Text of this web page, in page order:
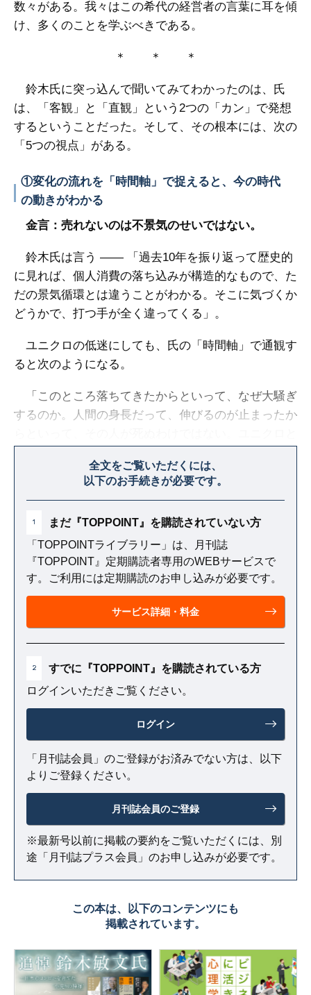
数々がある。我々はこの希代の経営者の言葉に耳を傾
け、多くのことを学ぶべきである。
＊ ＊ ＊
鈴木氏に突っ込んで聞いてみてわかったのは、氏
は、「客観」と「直観」という2つの「カン」で発想
するということだった。そして、その根本には、次の
「5つの視点」がある。
①変化の流れを「時間軸」で捉えると、今の時代
の動きがわかる
金言：売れないのは不景気のせいではない。
鈴木氏は言う ―― 「過去10年を振り返って歴史的
に見れば、個人消費の落ち込みが構造的なもので、た
だの景気循環とは違うことがわかる。そこに気づくか
どうかで、打つ手が全く違ってくる」。
ユニクロの低迷にしても、氏の「時間軸」で通観す
ると次のようになる。
「このところ落ちてきたからといって、なぜ大騒ぎ
するのか。人間の身長だって、伸びるのが止まったか
い段階に入ったということだ」
全文をご覧いただくには、
以下のお手続きが必要です。
1
まだ『TOPPOINT』を購読されていない方
「TOPPOINTライブラリー」は、月刊誌
『TOPPOINT』定期購読者専用のWEBサービスで
す。ご利用には定期購読のお申し込みが必要です。
サービス詳細・料金
2
すでに『TOPPOINT』を購読されている方
ログインいただきご覧ください。
ログイン
「月刊誌会員」のご登録がお済みでない方は、以下
よりご登録ください。
月刊誌会員のご登録
※最新号以前に掲載の要約をご覧いただくには、別
途「月刊誌プラス会員」のお申し込みが必要です。
この本は、以下のコンテンツにも
掲載されています。